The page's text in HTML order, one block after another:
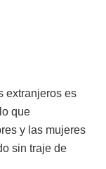
extranjeros es
que
y las mujeres
sin traje de